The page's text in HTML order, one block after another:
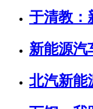
于清教：
新能源汽
北汽新能